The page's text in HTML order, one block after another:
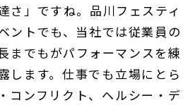
さ」ですね。品川フェスティ
ントでも、当社では従業員の
までもがパフォーマンスを練
します。仕事でも立場にとら
コンフリクト、ヘルシー・デ